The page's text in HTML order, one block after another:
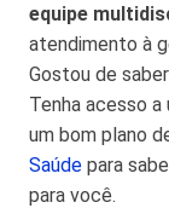
equipe
atendimento à
Gostou de
Tenha acesso
um bom plano
Saúde para
para você.